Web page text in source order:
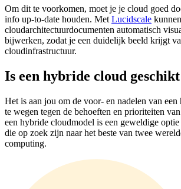
Om dit te voorkomen, moet je je cloud goed
info up-to-date houden. Met Lucidscale
cloudarchitectuurdocumenten automatisch
bijwerken, zodat je een duidelijk beeld krijgt
cloudinfrastructuur.
Is een hybride cloud
Het is aan jou om de voor- en nadelen van
te wegen tegen de behoeften en prioriteiten
een hybride cloudmodel is een geweldige
die op zoek zijn naar het beste van twee
computing.